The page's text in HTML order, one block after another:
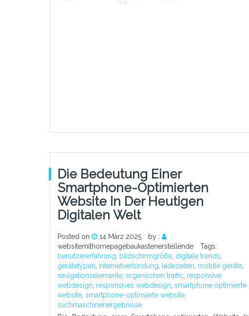
Die Bedeutung Einer
Smartphone-Optimierten
Website In Der Heutigen
Digitalen Welt
Posted on 14 März 2025
by :
websitemithomepagebaukastenerstellende
Tags:
benutzererfahrung
bildschirmgröße digitale trends
gerätetypen internetverbindung ladezeiten mobile geräte
navigationselemente organischen traffic responsive
webdesign responsives webdesign smartphone optimierte
website smartphone-optimierte website
suchmaschinenergebnisse